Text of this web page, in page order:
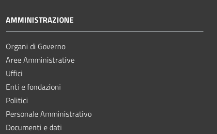
AMMINISTRAZIONE
Organi di Governo
Aree Amministrative
Uffici
Enti e fondazioni
Politici
Personale Amministrativo
Documenti e dati